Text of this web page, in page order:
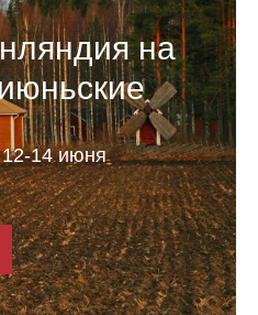
на
14 июня